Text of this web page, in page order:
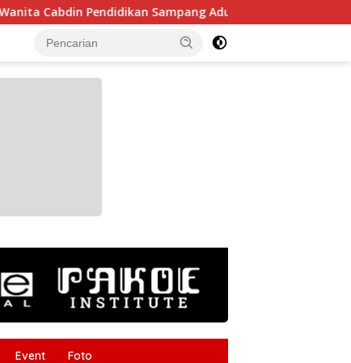
Pendidikan Sampang Adu Kekompakan Lewat Lomba
Event Foto